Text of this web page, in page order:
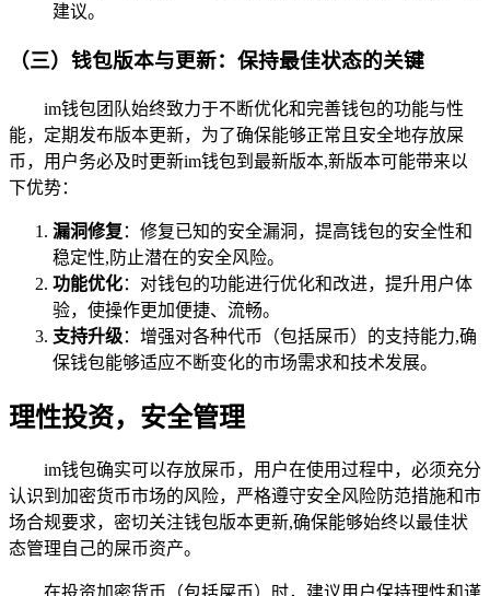
建议。
（三）钱包版本与更新：保持最佳状态的关键
im钱包团队始终致力于不断优化和完善钱包的功能与性
能，定期发布版本更新，为了确保能够正常且安全地存放屎
币，用户务必及时更新im钱包到最新版本,新版本可能带来以
下优势：
漏洞修复 ：修复已知的安全漏洞，提高钱包的安全性和
稳定性,防止潜在的安全风险。
功能优化：对钱包的功能进行优化和改进，提升用户体
验，使操作更加便捷、流畅。
支持升级：增强对各种代币（包括屎币）的支持能力,确
保钱包能够适应不断变化的市场需求和技术发展。
理性投资，安全管理
im钱包确实可以存放屎币，用户在使用过程中，必须充分
认识到加密货币市场的风险，严格遵守安全风险防范措施和市
场合规要求，密切关注钱包版本更新,确保能够始终以最佳状
态管理自己的屎币资产。